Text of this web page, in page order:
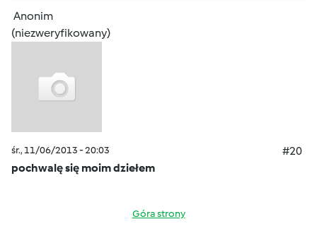
Anonim
(niezweryfikowany)
śr., 11/06/2013 - 20:03
#20
pochwalę się moim dziełem
Góra strony